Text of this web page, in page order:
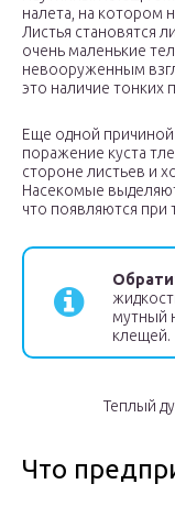
налета, на котором
Листья становятся
очень маленькие
невооруженным
это наличие тонких
Еще одной причиной
поражение куста
стороне листьев и
Насекомые
что появляются при
мутный
клещей.
Теплый
Что